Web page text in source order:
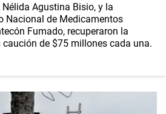
Agustina Bisio, y la
Nacional de Medicamentos
Fumado, recuperaron la
de $75 millones cada una.